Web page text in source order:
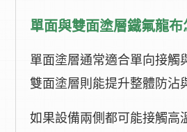
單面與雙面塗層鐵氟龍布
單面塗層通常適合單向接觸
雙面塗層則能提升整體防沾
如果設備兩側都可能接觸高